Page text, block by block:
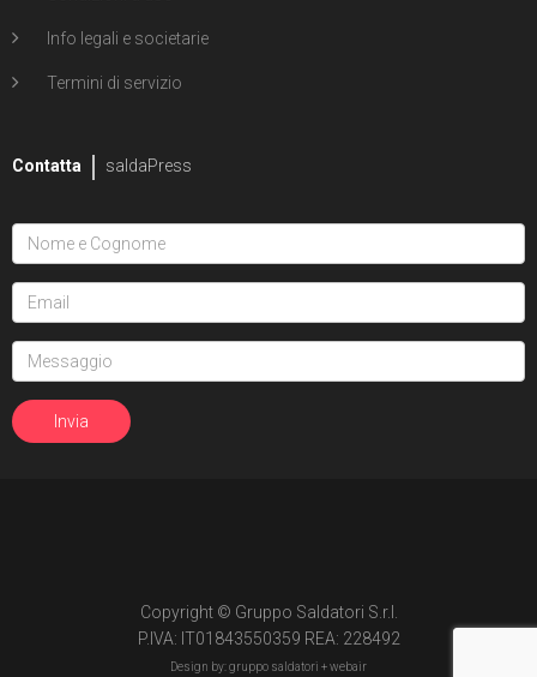
Info legali e societarie
Termini di servizio
Contatta saldaPress
Copyright © Gruppo Saldatori S.r.l.
P.IVA: IT01843550359 REA: 228492
Design by: gruppo saldatori +webair